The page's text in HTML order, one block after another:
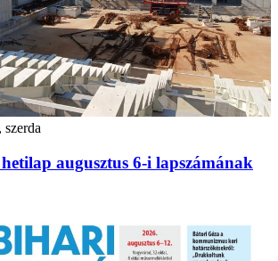
szerda
augusztus 6-i lapszámának